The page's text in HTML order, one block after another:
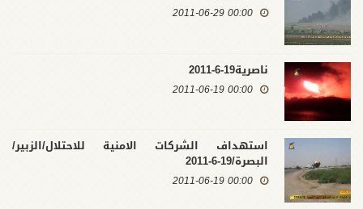
00:00 2011-06-29
ناصرية19-6-2011
00:00 2011-06-19
استهداف الشركات الامنية للاحتلال/الزبير/
البصرة/19-6-2011
00:00 2011-06-19